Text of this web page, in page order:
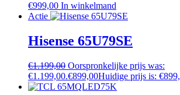
€999,00 In winkelmand
Actie
Hisense 65U79SE
€1.199,00 Oorspronkelijke prijs was:
€1.199,00.€899,00Huidige prijs is: